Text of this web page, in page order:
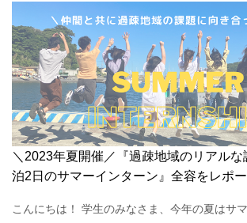
＼2023年夏開催／『過疎地域のリアル
泊2日のサマーインターン』全容をレポー
こんにちは！ 学生のみなさま、今年の夏はサ